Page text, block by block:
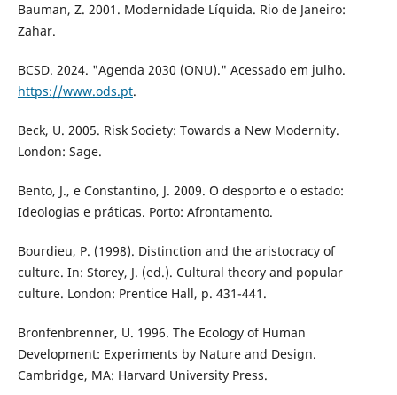
Bauman, Z. 2001. Modernidade Líquida. Rio de Janeiro:
Zahar.
BCSD. 2024. "Agenda 2030 (ONU)." Acessado em julho.
https://www.ods.pt.
Beck, U. 2005. Risk Society: Towards a New Modernity.
London: Sage.
Bento, J., e Constantino, J. 2009. O desporto e o estado:
Ideologias e práticas. Porto: Afrontamento.
Bourdieu, P. (1998). Distinction and the aristocracy of
culture. In: Storey, J. (ed.). Cultural theory and popular
culture. London: Prentice Hall, p. 431-441.
Bronfenbrenner, U. 1996. The Ecology of Human
Development: Experiments by Nature and Design.
Cambridge, MA: Harvard University Press.